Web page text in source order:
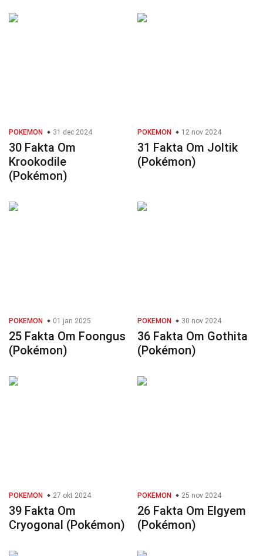
POKEMON 31 dec 2024
30 Fakta Om
Krookodile
(Pokémon)
POKEMON 12 nov 2024
31 Fakta Om Joltik
(Pokémon)
POKEMON 01 jan 2025
25 Fakta Om Foongus
(Pokémon)
POKEMON 30 nov 2024
36 Fakta Om Gothita
(Pokémon)
POKEMON 27 okt 2024
39 Fakta Om
Cryogonal (Pokémon)
POKEMON 25 nov 2024
26 Fakta Om Elgyem
(Pokémon)